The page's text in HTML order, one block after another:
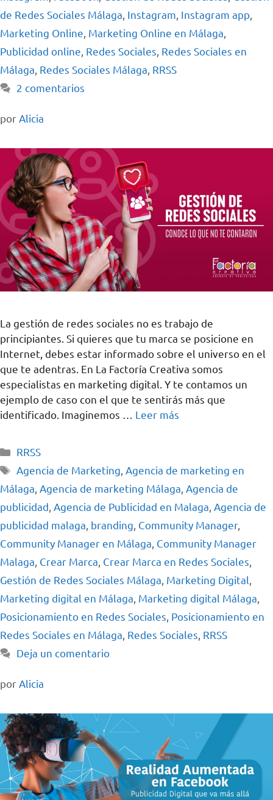
de Redes Sociales Málaga Instagram Instagram app
Marketing Online Marketing Online en Málaga
Publicidad online Redes Sociales Redes Sociales en
Málaga Redes Sociales Málaga RRSS
2 comentarios
por Alicia
La gestión de redes sociales no es trabajo de
principiantes. Si quieres que tu marca se posicione en
Internet, debes estar informado sobre el universo en el
que te adentras. En La Factoría Creativa somos
especialistas en marketing digital. Y te contamos un
ejemplo de caso con el que te sentirás más que
identificado. Imaginemos … Leer más
RRSS
Agencia de Marketing,Agencia de marketing en
Málaga, Agencia de marketing Málaga, Agencia de
publicidad, Agencia de Publicidad en Malaga, Agencia de
publicidad malaga, branding, Community Manager,
Community Manager en Málaga, Community Manager
Malaga, Crear Marca, Crear Marca en Redes Sociales,
Gestión de Redes Sociales Málaga, Marketing Digital,
Marketing digital en Málaga, Marketing digital Málaga,
Posicionamiento en Redes Sociales, Posicionamiento en
Redes Sociales en Málaga, Redes Sociales, RRSS
Deja un comentario
porAlicia